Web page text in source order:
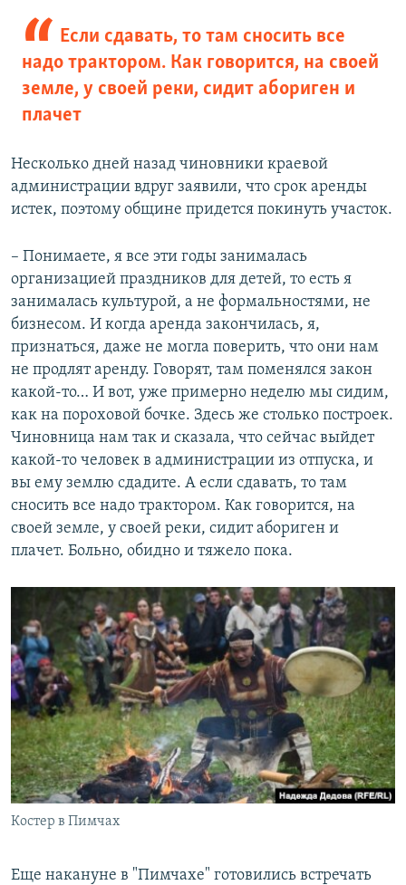
Если сдавать, то там сносить все
надо трактором. Как говорится, на своей
земле, у своей реки, сидит абориген и
плачет
Несколько дней назад чиновники краевой
администрации вдруг заявили, что срок аренды
истек, поэтому общине придется покинуть участок.
– Понимаете, я все эти годы занималась
организацией праздников для детей, то есть я
занималась культурой, а не формальностями, не
бизнесом. И когда аренда закончилась, я,
признаться, даже не могла поверить, что они нам
не продлят аренду. Говорят, там поменялся закон
какой-то… И вот, уже примерно неделю мы сидим,
как на пороховой бочке. Здесь же столько построек.
Чиновница нам так и сказала, что сейчас выйдет
какой-то человек в администрации из отпуска, и
вы ему землю сдадите. А если сдавать, то там
сносить все надо трактором. Как говорится, на
своей земле, у своей реки, сидит абориген и
плачет. Больно, обидно и тяжело пока.
Костер в Пимчах
Еще накануне в "Пимчахе" готовились встречать